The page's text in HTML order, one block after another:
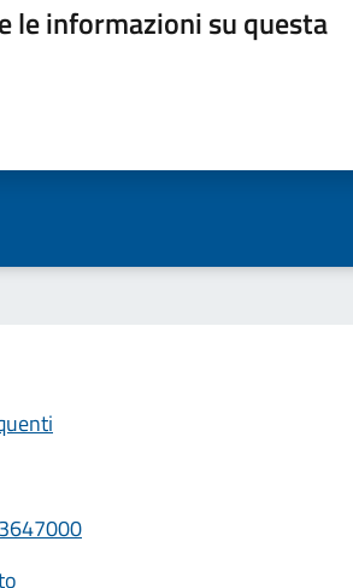
le informazioni su questa